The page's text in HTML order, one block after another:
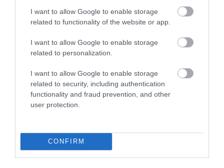
I want to allow Google to enable storage
related to functionality of the website or app.
I want to allow Google to enable storage
related to personalization.
I want to allow Google to enable storage
related to security, including authentication
functionality and fraud prevention, and other
user protection.
CONFIRM
Legfrissebb híreink